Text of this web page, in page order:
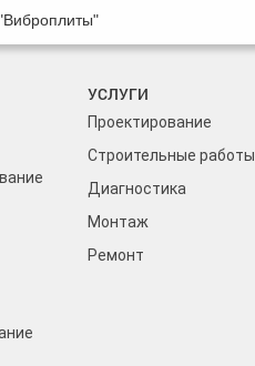
УСЛУГИ
Проектирование
Строительные работы
Диагностика
Монтаж
Ремонт